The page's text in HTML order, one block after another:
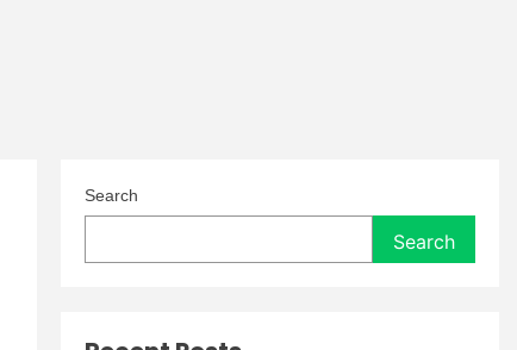
Search
Search